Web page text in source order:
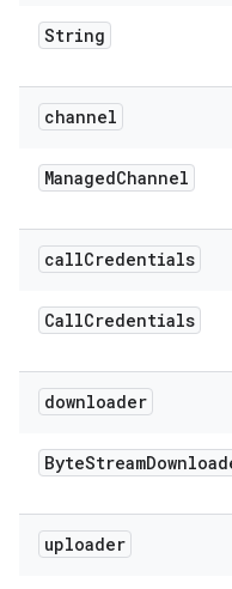
String
channel
ManagedChannel
callCredentials
CallCredentials
downloader
ByteStream
uploader